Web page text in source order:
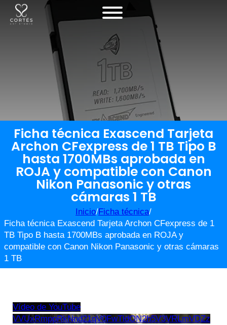
Ficha técnica Exascend Tarjeta
Archon CFexpress de 1 TB Tipo B
hasta 1700MBs aprobada en
ROJA y compatible con Canon
Nikon Panasonic y otras
cámaras 1 TB
Inicio/Ficha técnica/
Ficha técnica Exascend Tarjeta Archon CFexpress de 1
TB Tipo B hasta 1700MBs aprobada en ROJA y
compatible con Canon Nikon Panasonic y otras cámaras
1 TB
Vídeo de YouTube
VVUxRmppRkNnd21qV0FwTldON2h5V3VRLmVDZz